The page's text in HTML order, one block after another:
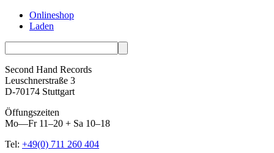
Onlineshop
Laden
Second Hand Records
Leuschnerstraße 3
D-70174 Stuttgart
Öffungszeiten
Mo—Fr 11–20 + Sa 10–18
Tel: +49(0) 711 260 404